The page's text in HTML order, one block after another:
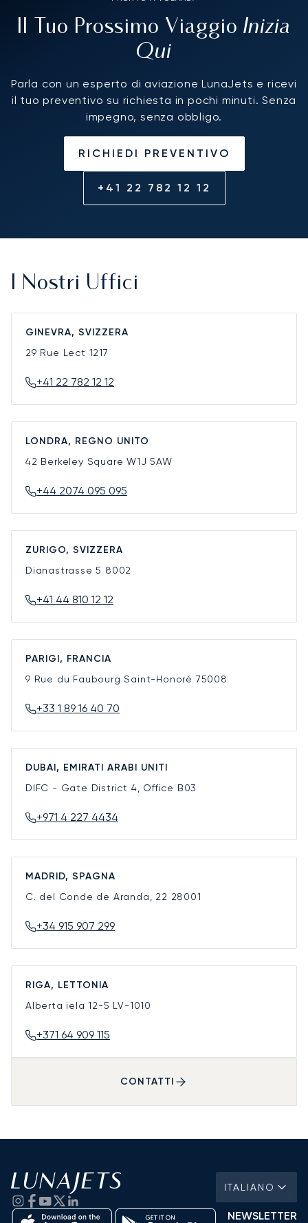
Il Tuo Prossimo Viaggio Inizia
Qui
Parla con un esperto di aviazione LunaJets e ricevi
il tuo preventivo su richiesta in pochi minuti. Senza
impegno, senza obbligo.
RICHIEDI PREVENTIVO
+41 22 782 12 12
I Nostri Uffici
GINEVRA, SVIZZERA
29 Rue Lect 1217
+41 22 782 12 12
LONDRA, REGNO UNITO
42 Berkeley SquareW1J 5AW
+44 2074 095 095
ZURIGO, SVIZZERA
Dianastrasse 5 8002
+41 44 810 12 12
PARIGI, FRANCIA
9 Rue du Faubourg Saint-Honoré 75008
+33 1 89 16 40 70
DUBAI, EMIRATI ARABI UNITI
DIFC - Gate District 4, Office B03
+971 4 227 4434
MADRID, SPAGNA
C. del Conde de Aranda, 22 28001
+34 915 907 299
RIGA, LETTONIA
Alberta iela 12-5 LV-1010
+371 64 909 115
CONTATTI
ITALIANO
NEWSLETTER